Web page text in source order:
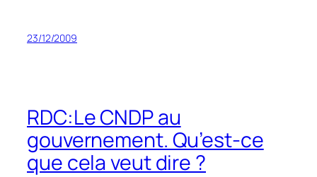
23/12/2009
RDC:Le CNDP au
gouvernement. Qu’est-ce
que cela veut dire ?